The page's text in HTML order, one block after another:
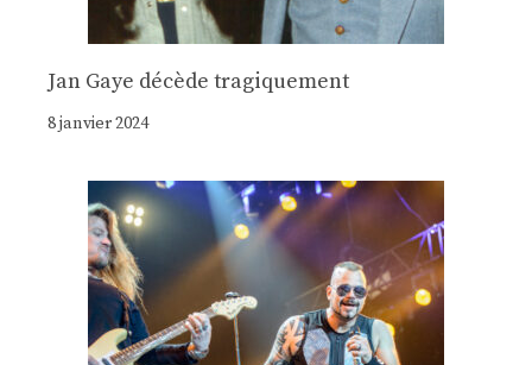
Jan Gaye décède tragiquement
8 janvier 2024